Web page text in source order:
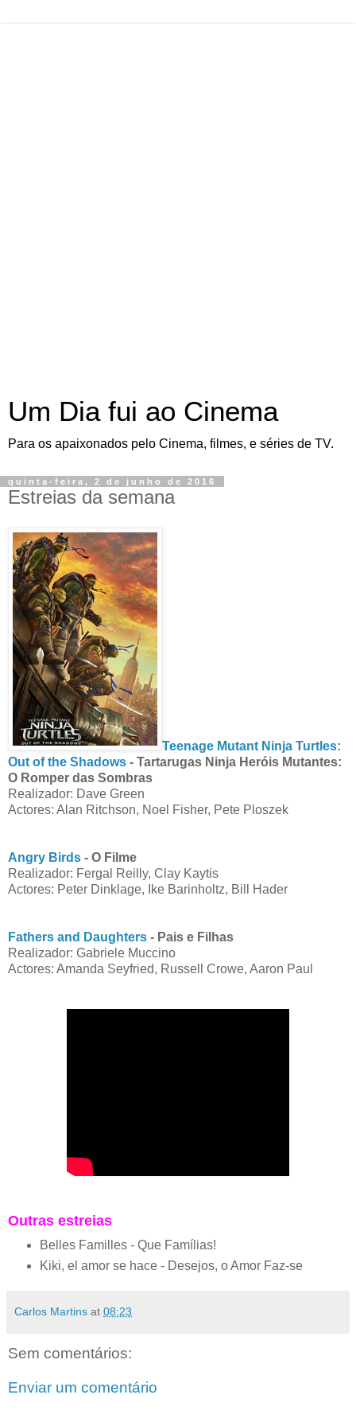
Um Dia fui ao Cinema
Para os apaixonados pelo Cinema, filmes, e séries de TV.
quinta-feira, 2 de junho de 2016
Estreias da semana
Teenage Mutant Ninja Turtles:
Out of the Shadows - Tartarugas Ninja Heróis Mutantes:
O Romper das Sombras
Realizador: Dave Green
Actores: Alan Ritchson, Noel Fisher, Pete Ploszek
Angry Birds - O Filme
Realizador: Fergal Reilly, Clay Kaytis
Actores: Peter Dinklage, Ike Barinholtz, Bill Hader
Fathers and Daughters - Pais e Filhas
Realizador: Gabriele Muccino
Actores: Amanda Seyfried, Russell Crowe, Aaron Paul
Outras estreias
Belles Familles - Que Famílias!
Kiki, el amor se hace - Desejos, o Amor Faz-se
Carlos Martins at 08:23
Sem comentários:
Enviar um comentário